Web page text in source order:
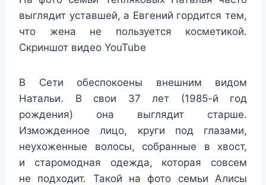
выглядит уставшей, а Евгений гордится тем,
что жена не пользуется косметикой.
Скриншот видео YouTube
В Сети обеспокоены внешним видом
Натальи. В свои 37 лет (1985-й год
рождения) она выглядит старше.
Изможденное лицо, круги под глазами,
неухоженные волосы, собранные в хвост,
и старомодная одежда, которая совсем
не подходит. Такой на фото семьи Алисы